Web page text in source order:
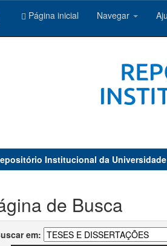
Página inicial Navegar
Institucional da Universidade
de Busca
em: